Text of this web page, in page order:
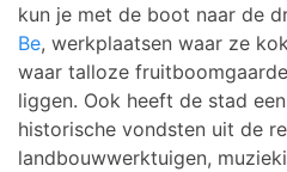
kun je met de boot naar de
Be, werkplaatsen waar ze
waar talloze
liggen. Ook heeft de stad
historische vondsten uit de
landbouwwerktuigen,